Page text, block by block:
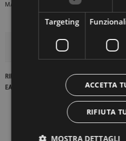
MARCA: BANELLA VALENTINA
DETTAGLI DEL PRODOTTO
RIFERIMENTO
EAN13
Targeting
ACCETTA
RIFIUTA
MOSTRA DETTAGLI